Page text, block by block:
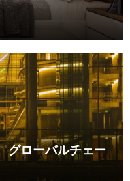
グローバルチェー